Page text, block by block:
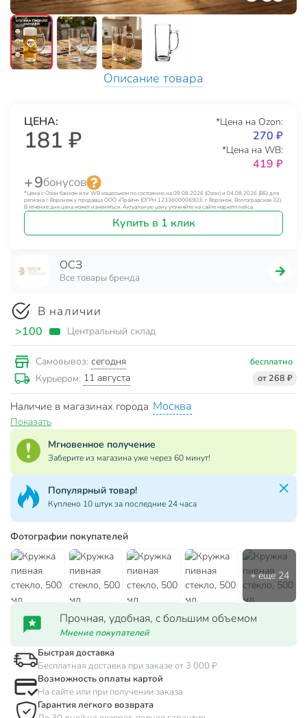
Описание товара
ЦЕНА:
181 ₽
*Цена на Ozon:
270 ₽
*Цена на WB:
419 ₽
+ 9бонусов
*Цена с Озон банком или WB кошельком по состоянию на 09.08.2026 (Озон) и 04.08.2026 (ВБ) для
региона г. Воронеж у продавца ООО «Прайм» (ОГРН 1233600006903, г. Воронеж, Волгоградская 32).
В течение дня цена может изменяться. Актуальную цену уточняйте на сайте маркетплейса.
Купить в 1 клик
ОСЗ
Все товары бренда
В наличии
>100 Центральный склад
Самовывоз: сегодня бесплатно
Курьером: 11 августа от 268 ₽
Наличие в магазинах города Москва
Показать
Мгновенное получение
Заберите из магазина уже через 60 минут!
Популярный товар!
Куплено 10 штук за последние 24 часа
Фотографии покупателей
Прочная, удобная, с большим объемом
Мнение покупателей
Быстрая доставка
Бесплатная доставка при заказе от 3 000 ₽
Возможность оплаты картой
На сайте или при получении заказа
Гарантия легкого возврата